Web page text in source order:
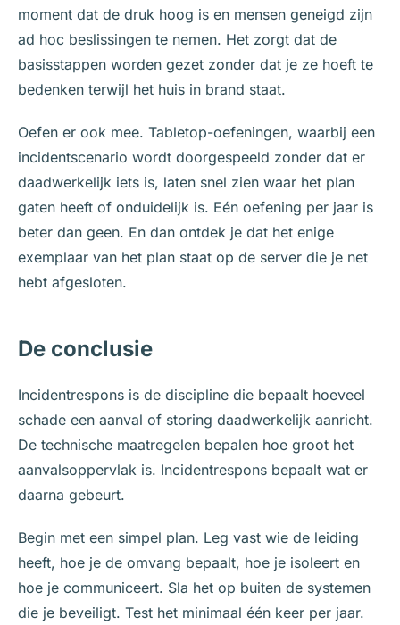
moment dat de druk hoog is en mensen geneigd zijn
ad hoc beslissingen te nemen. Het zorgt dat de
basisstappen worden gezet zonder dat je ze hoeft te
bedenken terwijl het huis in brand staat.
Oefen er ook mee. Tabletop-oefeningen, waarbij een
incidentscenario wordt doorgespeeld zonder dat er
daadwerkelijk iets is, laten snel zien waar het plan
gaten heeft of onduidelijk is. Eén oefening per jaar is
beter dan geen. En dan ontdek je dat het enige
exemplaar van het plan staat op de server die je net
hebt afgesloten.
De conclusie
Incidentrespons is de discipline die bepaalt hoeveel
schade een aanval of storing daadwerkelijk aanricht.
De technische maatregelen bepalen hoe groot het
aanvalsoppervlak is. Incidentrespons bepaalt wat er
daarna gebeurt.
Begin met een simpel plan. Leg vast wie de leiding
heeft, hoe je de omvang bepaalt, hoe je isoleert en
hoe je communiceert. Sla het op buiten de systemen
die je beveiligt. Test het minimaal één keer per jaar.